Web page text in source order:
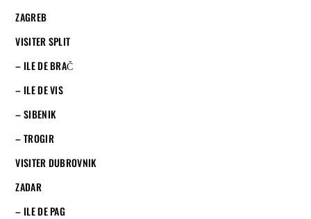
ZAGREB
VISITER SPLIT
– ILE DE BRAČ
– ILE DE VIS
– SIBENIK
– TROGIR
VISITER DUBROVNIK
ZADAR
– ILE DE PAG